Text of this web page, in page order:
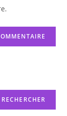
RECHERCHER